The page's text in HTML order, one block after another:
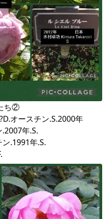
ち②
オースチン.S.2000年
年.S.
.1991年.S.